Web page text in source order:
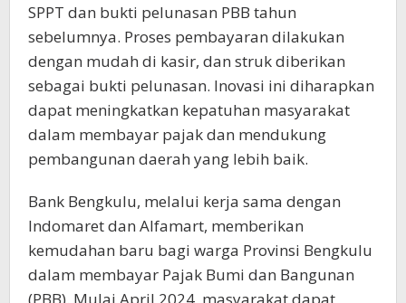
SPPT dan bukti pelunasan PBB tahun
sebelumnya. Proses pembayaran dilakukan
dengan mudah di kasir, dan struk diberikan
sebagai bukti pelunasan. Inovasi ini diharapkan
dapat meningkatkan kepatuhan masyarakat
dalam membayar pajak dan mendukung
pembangunan daerah yang lebih baik.
Bank Bengkulu, melalui kerja sama dengan
Indomaret dan Alfamart, memberikan
kemudahan baru bagi warga Provinsi Bengkulu
dalam membayar Pajak Bumi dan Bangunan
(PBB). Mulai April 2024, masyarakat dapat